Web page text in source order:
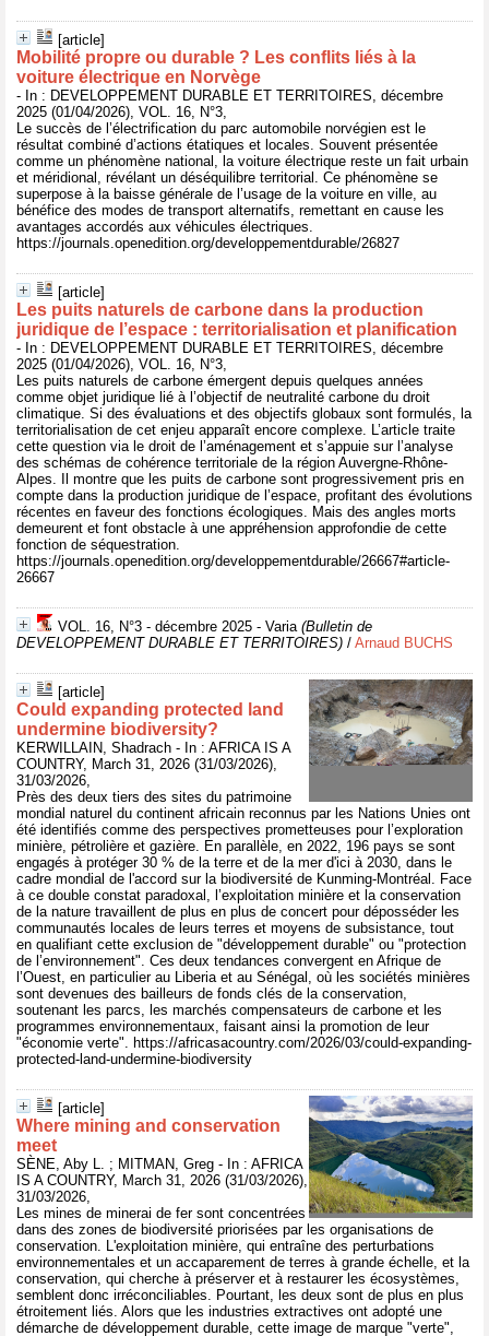
[article]
Mobilité propre ou durable ? Les conflits liés à la
voiture électrique en Norvège
- In : DEVELOPPEMENT DURABLE ET TERRITOIRES, décembre
2025 (01/04/2026), VOL. 16, N°3,
Le succès de l’électrification du parc automobile norvégien est le
résultat combiné d’actions étatiques et locales. Souvent présentée
comme un phénomène national, la voiture électrique reste un fait urbain
et méridional, révélant un déséquilibre territorial. Ce phénomène se
superpose à la baisse générale de l’usage de la voiture en ville, au
bénéfice des modes de transport alternatifs, remettant en cause les
avantages accordés aux véhicules électriques.
https://journals.openedition.org/developpementdurable/26827
[article]
Les puits naturels de carbone dans la production
juridique de l’espace : territorialisation et planification
- In : DEVELOPPEMENT DURABLE ET TERRITOIRES, décembre
2025 (01/04/2026), VOL. 16, N°3,
Les puits naturels de carbone émergent depuis quelques années
comme objet juridique lié à l’objectif de neutralité carbone du droit
climatique. Si des évaluations et des objectifs globaux sont formulés, la
territorialisation de cet enjeu apparaît encore complexe. L’article traite
cette question via le droit de l’aménagement et s’appuie sur l’analyse
des schémas de cohérence territoriale de la région Auvergne-Rhône-
Alpes. Il montre que les puits de carbone sont progressivement pris en
compte dans la production juridique de l’espace, profitant des évolutions
récentes en faveur des fonctions écologiques. Mais des angles morts
demeurent et font obstacle à une appréhension approfondie de cette
fonction de séquestration.
https://journals.openedition.org/developpementdurable/26667#article-
26667
VOL. 16, N°3 - décembre 2025 - Varia(Bulletin de
DEVELOPPEMENT DURABLE ET TERRITOIRES) / Arnaud BUCHS
[article]
Could expanding protected land
undermine biodiversity?
KERWILLAIN, Shadrach - In : AFRICA IS A
COUNTRY, March 31, 2026 (31/03/2026),
31/03/2026,
Près des deux tiers des sites du patrimoine
mondial naturel du continent africain reconnus par les Nations Unies ont
été identifiés comme des perspectives prometteuses pour l’exploration
minière, pétrolière et gazière. En parallèle, en 2022, 196 pays se sont
engagés à protéger 30 % de la terre et de la mer d'ici à 2030, dans le
cadre mondial de l'accord sur la biodiversité de Kunming-Montréal. Face
à ce double constat paradoxal, l’exploitation minière et la conservation
de la nature travaillent de plus en plus de concert pour déposséder les
communautés locales de leurs terres et moyens de subsistance, tout
en qualifiant cette exclusion de "développement durable" ou "protection
de l’environnement". Ces deux tendances convergent en Afrique de
l’Ouest, en particulier au Liberia et au Sénégal, où les sociétés minières
sont devenues des bailleurs de fonds clés de la conservation,
soutenant les parcs, les marchés compensateurs de carbone et les
programmes environnementaux, faisant ainsi la promotion de leur
"économie verte". https://africasacountry.com/2026/03/could-expanding-
protected-land-undermine-biodiversity
[article]
Where mining and conservation
meet
SÈNE, Aby L. ; MITMAN, Greg - In : AFRICA
IS A COUNTRY, March 31, 2026 (31/03/2026),
31/03/2026,
Les mines de minerai de fer sont concentrées
dans des zones de biodiversité priorisées par les organisations de
conservation. L'exploitation minière, qui entraîne des perturbations
environnementales et un accaparement de terres à grande échelle, et la
conservation, qui cherche à préserver et à restaurer les écosystèmes,
semblent donc irréconciliables. Pourtant, les deux sont de plus en plus
étroitement liés. Alors que les industries extractives ont adopté une
démarche de développement durable, cette image de marque "verte",